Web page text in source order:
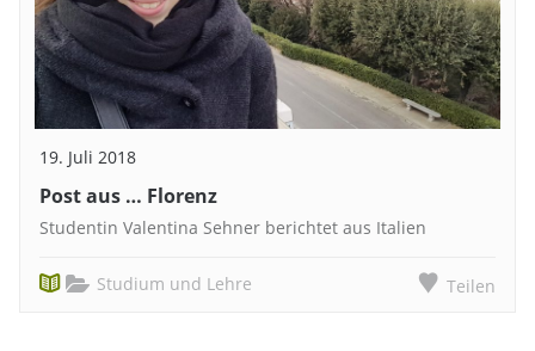
19. Juli 2018
Post aus … Florenz
Studentin Valentina Sehner berichtet aus Italien
Studium und Lehre Teilen